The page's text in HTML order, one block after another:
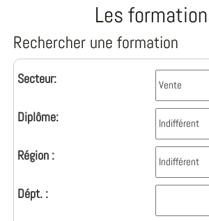
Les
Rechercher une formation
Secteur:
Diplôme:
Région :
Dépt. :